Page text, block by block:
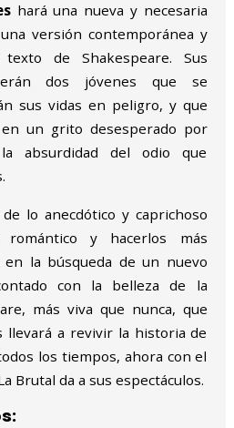
hará una nueva y necesaria
versión contemporánea y
de Shakespeare. Sus
dos jóvenes que se
sus vidas en peligro, y que
un grito desesperado por
absurdidad del odio que
lo anecdótico y caprichoso
y hacerlos más
en la búsqueda de un nuevo
con la belleza de la
más viva que nunca, que
llevará a revivir la historia de
los tiempos, ahora con el
Brutal da a sus espectáculos.